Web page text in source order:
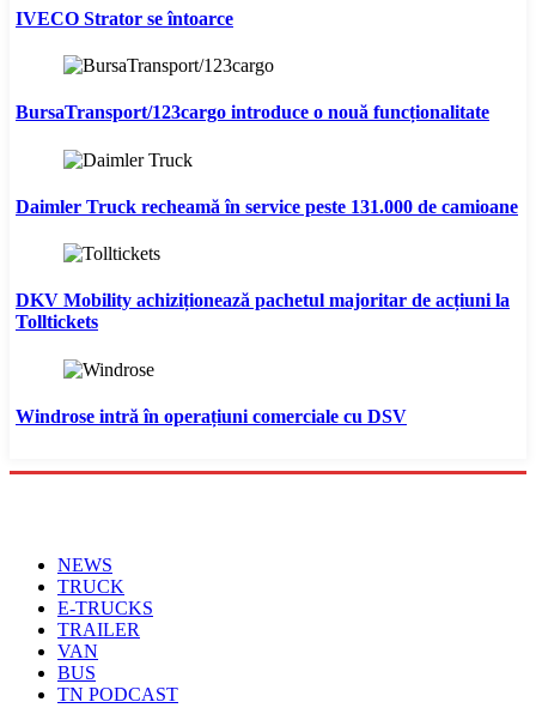
IVECO Strator se întoarce
BursaTransport/123cargo introduce o nouă funcționalitate
Daimler Truck recheamă în service peste 131.000 de camioane
DKV Mobility achiziționează pachetul majoritar de acțiuni la
Tolltickets
Windrose intră în operațiuni comerciale cu DSV
NEWS
TRUCK
E-TRUCKS
TRAILER
VAN
BUS
TN PODCAST